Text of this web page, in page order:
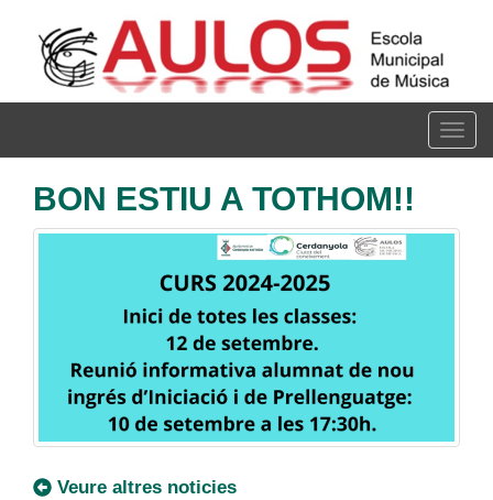
contingut
BON ESTIU A TOTHOM!!
Veure altres noticies